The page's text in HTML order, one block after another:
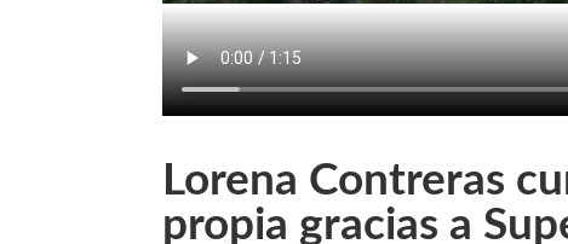
Lorena Contreras
propia gracias a